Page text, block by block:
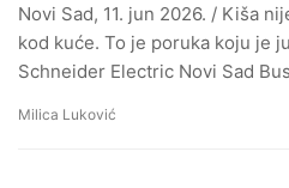
Novi Sad, 11. jun 2026. / Kiša
kod kuće. To je poruka koju je
Schneider Electric Novi Sad
Milica Luković